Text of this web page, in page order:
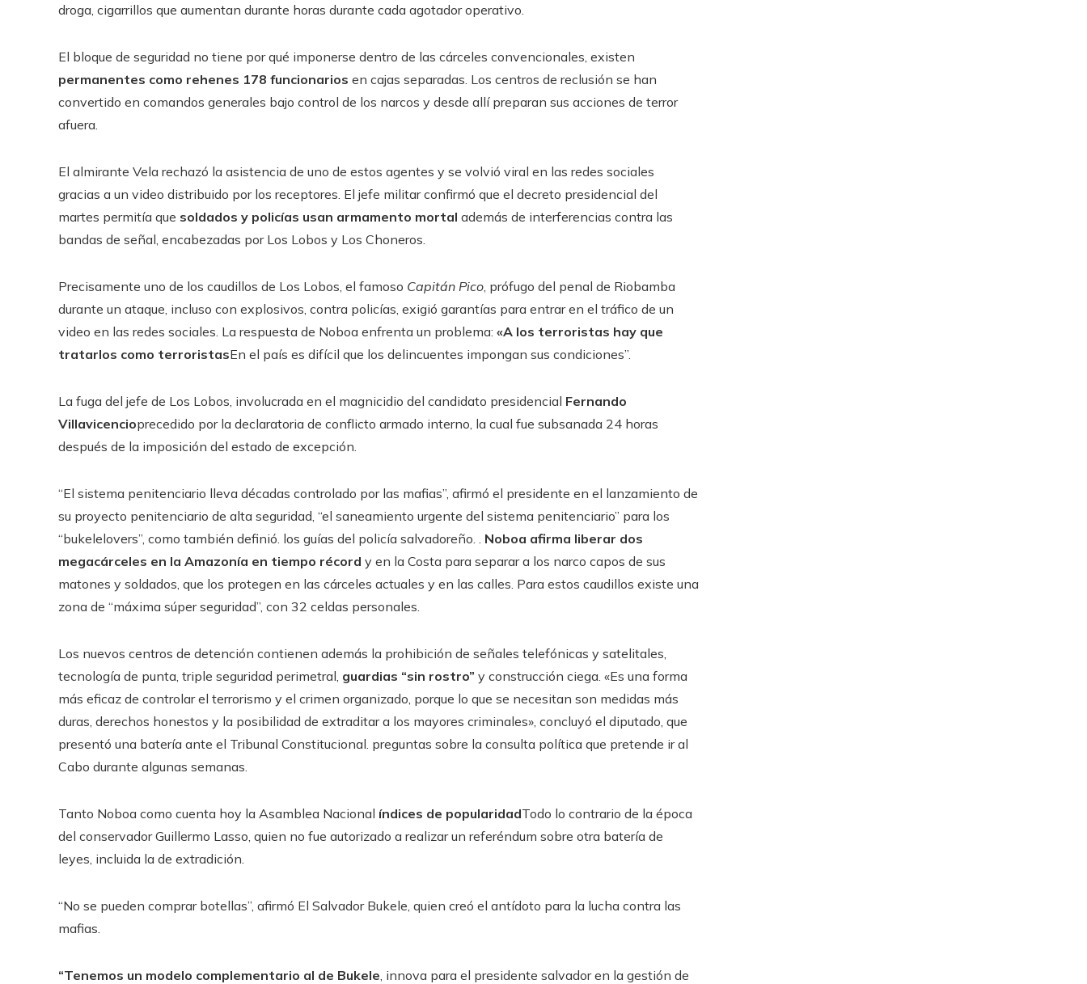
droga, cigarrillos que aumentan durante horas durante cada agotador operativo.
El bloque de seguridad no tiene por qué imponerse dentro de las cárceles convencionales, existen
permanentes como rehenes 178 funcionarios en cajas separadas. Los centros de reclusión se han
convertido en comandos generales bajo control de los narcos y desde allí preparan sus acciones de terror
afuera.
El almirante Vela rechazó la asistencia de uno de estos agentes y se volvió viral en las redes sociales
gracias a un video distribuido por los receptores. El jefe militar confirmó que el decreto presidencial del
martes permitía que soldados y policías usan armamento mortal además de interferencias contra las
bandas de señal, encabezadas por Los Lobos y Los Choneros.
Precisamente uno de los caudillos de Los Lobos, el famoso Capitán Pico, prófugo del penal de Riobamba
durante un ataque, incluso con explosivos, contra policías, exigió garantías para entrar en el tráfico de un
video en las redes sociales. La respuesta de Noboa enfrenta un problema: «A los terroristas hay que
tratarlos como terroristasEn el país es difícil que los delincuentes impongan sus condiciones”.
La fuga del jefe de Los Lobos, involucrada en el magnicidio del candidato presidencial Fernando
Villavicencioprecedido por la declaratoria de conflicto armado interno, la cual fue subsanada 24 horas
después de la imposición del estado de excepción.
“El sistema penitenciario lleva décadas controlado por las mafias”, afirmó el presidente en el lanzamiento de
su proyecto penitenciario de alta seguridad, “el saneamiento urgente del sistema penitenciario” para los
“bukelelovers”, como también definió. los guías del policía salvadoreño. . Noboa afirma liberar dos
megacárceles en la Amazonía en tiempo récord y en la Costa para separar a los narco capos de sus
matones y soldados, que los protegen en las cárceles actuales y en las calles. Para estos caudillos existe una
zona de “máxima súper seguridad”, con 32 celdas personales.
Los nuevos centros de detención contienen además la prohibición de señales telefónicas y satelitales,
tecnología de punta, triple seguridad perimetral, guardias “sin rostro” y construcción ciega. «Es una forma
más eficaz de controlar el terrorismo y el crimen organizado, porque lo que se necesitan son medidas más
duras, derechos honestos y la posibilidad de extraditar a los mayores criminales», concluyó el diputado, que
presentó una batería ante el Tribunal Constitucional. preguntas sobre la consulta política que pretende ir al
Cabo durante algunas semanas.
Tanto Noboa como cuenta hoy la Asamblea Nacional índices de popularidadTodo lo contrario de la época
del conservador Guillermo Lasso, quien no fue autorizado a realizar un referéndum sobre otra batería de
leyes, incluida la de extradición.
“No se pueden comprar botellas”, afirmó El Salvador Bukele, quien creó el antídoto para la lucha contra las
mafias.
“Tenemos un modelo complementario al de Bukele, innova para el presidente salvador en la gestión de